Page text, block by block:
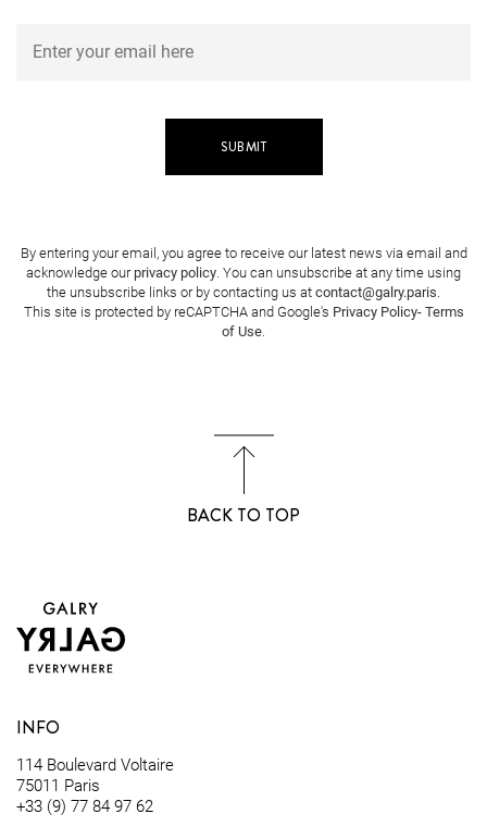
By entering your email, you agree to receive our latest news via email and
acknowledge our privacy policy . You can unsubscribe at any time using
the unsubscribe links or by contacting us at contact@galry.paris
This site is protected by reCAPTCHA and Google's Privacy Policy- Terms
of Use
BACK TO TOP
INFO
114 Boulevard Voltaire
75011 Paris
+33 (9) 77 84 97 62